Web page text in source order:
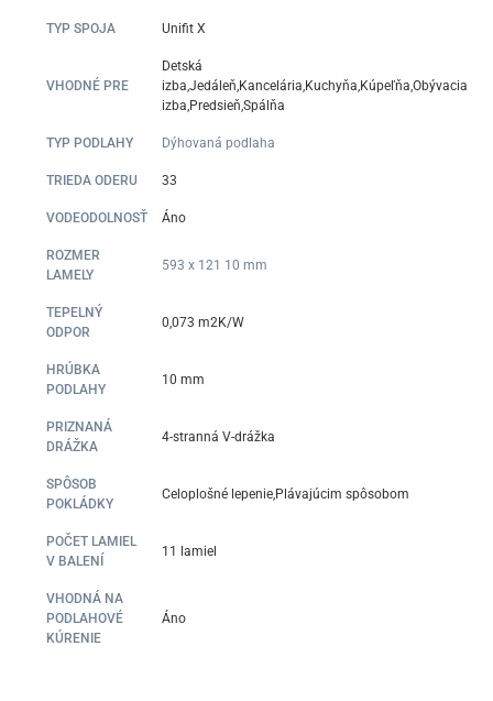
TYP SPOJA Unifit X
VHODNÉ PRE
Detská
izba,Jedáleň,Kancelária,Kuchyňa,Kúpeľňa,Obývacia
izba,Predsieň,Spálňa
TYP PODLAHY Dýhovaná podlaha
TRIEDA ODERU 33
VODEODOLNOSŤ Áno
ROZMER
LAMELY
593 x 121 10 mm
TEPELNÝ
ODPOR
0,073 m2K/W
HRÚBKA
PODLAHY
10 mm
PRIZNANÁ
DRÁŽKA
4-stranná V-drážka
SPÔSOB
POKLÁDKY
Celoplošné lepenie,Plávajúcim spôsobom
POČET LAMIEL
V BALENÍ
11 lamiel
VHODNÁ NA
PODLAHOVÉ
KÚRENIE
Áno